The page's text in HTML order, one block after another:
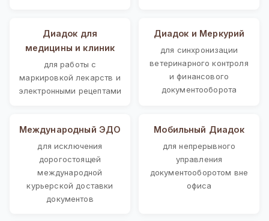
Диадок для
медицины и клиник
для работы с
маркировкой лекарств и
электронными рецептами
Диадок и Меркурий
для синхронизации
ветеринарного контроля
и финансового
документооборота
Международный ЭДО
для исключения
дорогостоящей
международной
курьерской доставки
документов
Мобильный Диадок
для непрерывного
управления
документооборотом вне
офиса